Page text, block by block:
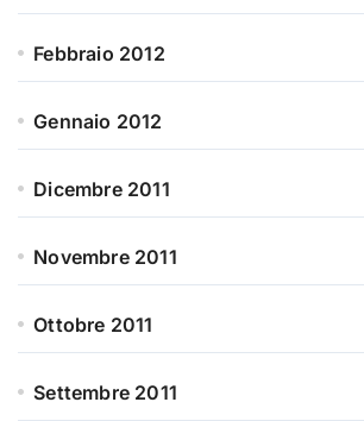
Febbraio 2012
Gennaio 2012
Dicembre 2011
Novembre 2011
Ottobre 2011
Settembre 2011